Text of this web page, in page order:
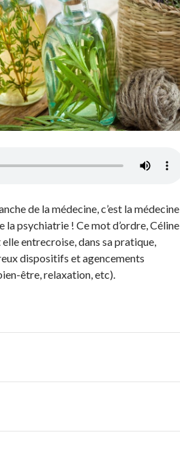
de la médecine, c’est la médecine
la psychiatrie ! Ce mot d’ordre, Céline
entrecroise, dans sa pratique,
dispositifs et agencements
être, relaxation, etc).